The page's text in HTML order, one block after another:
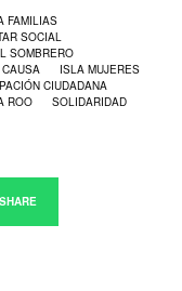
FAMILIAS
SOCIAL
SOMBRERO
ISLA MUJERES
CIUDADANA
ROO SOLIDARIDAD
SHARE